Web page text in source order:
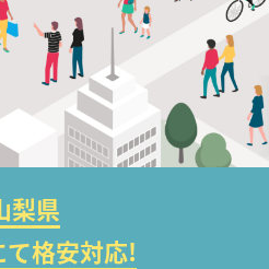
梨県
て格安対応!